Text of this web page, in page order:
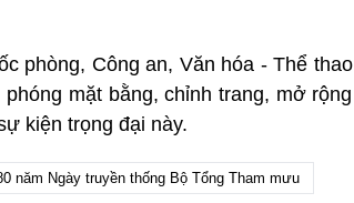
phòng, Công an, Văn hóa - Thể thao
mặt bằng, chỉnh trang, mở rộng
kiện trọng đại này.
năm Ngày truyền thống Bộ Tổng Tham mưu